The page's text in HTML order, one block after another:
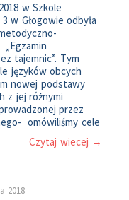
w Szkole
w Głogowie odbyła
tajemnic”. Tym
języków obcych
nowej podstawy
z jej różnymi
przez
omówiliśmy cele
Czytaj wiecej →
2018